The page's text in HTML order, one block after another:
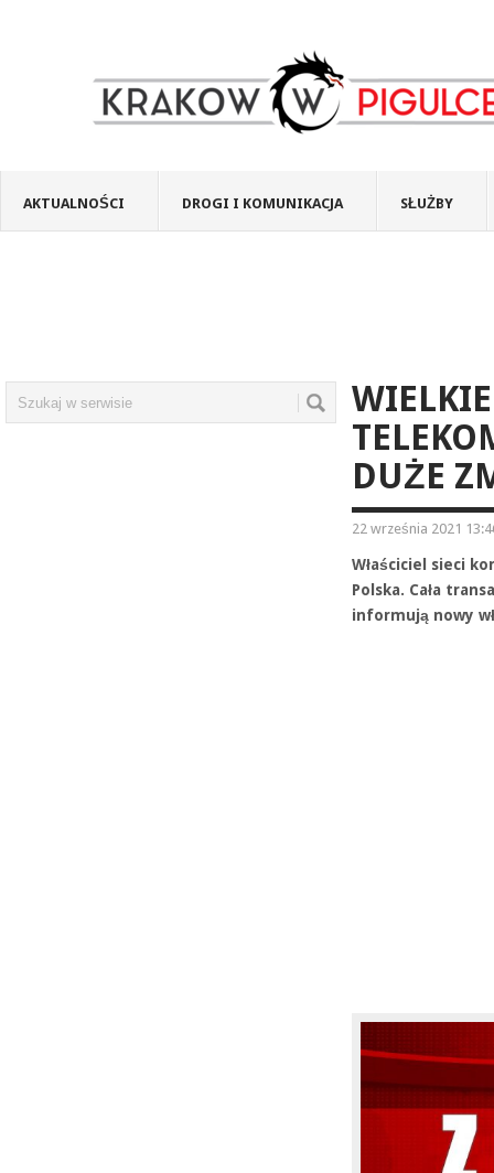
AKTUALNOŚCI DROGI I KOMUNIKACJA SŁUŻBY
DUŻE
22 września 2021
Właściciel sieci
Polska. Cała
informują nowy